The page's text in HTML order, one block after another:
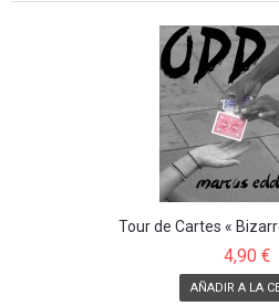
Tour de Cartes «
4,90 €
AÑADIR A LA